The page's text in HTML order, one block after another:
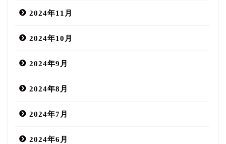
2024年11月
2024年10月
2024年9月
2024年8月
2024年7月
2024年6月